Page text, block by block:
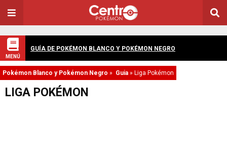
MENÚ
GUÍA DE POKÉMON BLANCO Y POKÉMON NEGRO
Pokémon Blanco y Pokémon Negro » Guia » Liga Pokémon
LIGA POKÉMON